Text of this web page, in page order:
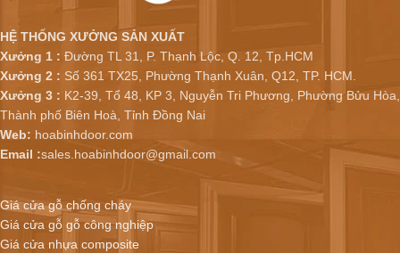
HỆ THỐNG XƯỞNG SẢN XUẤT
Xưởng 1 : Đường TL 31, P. Thạnh Lộc, Q. 12, Tp.HCM
Xưởng 2 : Số 361 TX25, Phường Thạnh Xuân, Q12, TP. HCM.
Xưởng 3 : K2-39, Tổ 48, KP 3, Nguyễn Tri Phương, Phường Bửu Hòa,
Thành phố Biên Hoà, Tỉnh Đồng Nai
Web: hoabinhdoor.com
Email :sales.hoabinhdoor@gmail.com
Giá cửa gỗ chống cháy
Giá cửa gỗ gỗ công nghiệp
Giá cửa nhựa composite